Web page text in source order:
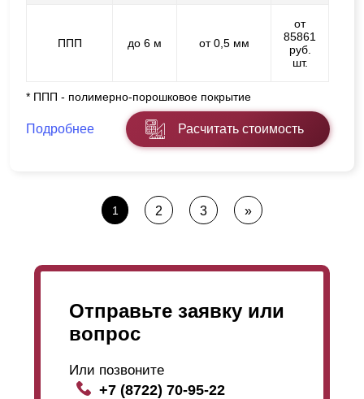
ППП до 6 м от 0,5 мм
от
85861
руб.
шт.
* ППП - полимерно-порошковое покрытие
Подробнее Расчитать стоимость
1 2 3 »
Отправьте заявку или
вопрос
Или позвоните
+7 (8722) 70-95-22